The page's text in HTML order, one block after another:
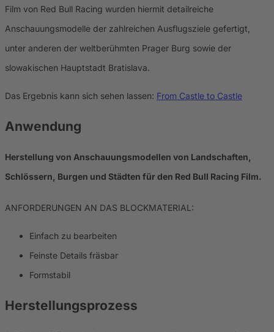
Film von Red Bull Racing wurden hiermit detailreiche
Anschauungsmodelle der zahlreichen Ausflugsziele gefertigt,
unter anderen der weltberühmten Prager Burg sowie der
slowakischen Hauptstadt Bratislava.
Das Ergebnis kann sich sehen lassen: From Castle to Castle
Anwendung
Herstellung von Anschauungsmodellen von Landschaften,
Schlössern, Burgen und Städten für den Red Bull Racing Film.
ANFORDERUNGEN AN DAS BLOCKMATERIAL:
Einfach zu bearbeiten
Feinste Details fräsbar
Formstabil
Herstellungsprozess